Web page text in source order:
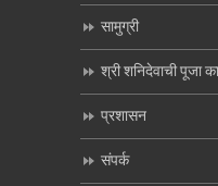
सामुग्री
श्री शनिदेवाची पूजा
प्रशासन
संपर्क